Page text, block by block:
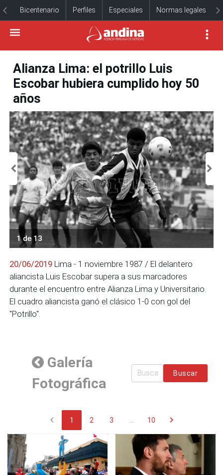
Bicentenario Perfiles Especiales Normas legales
Alianza Lima: el potrillo Luis
Escobar hubiera cumplido hoy 50
años
1 de 13
20/06/2019 Lima - 1 noviembre 1987 / El delantero
aliancista Luis Escobar supera a sus marcadores
durante el encuentro entre Alianza Lima y Universitario.
El cuadro aliancista ganó el clásico 1-0 con gol del
"Potrillo".
Galería
Fotográfica
Buscar
chevron_left 1 2 3 10 chevron_right